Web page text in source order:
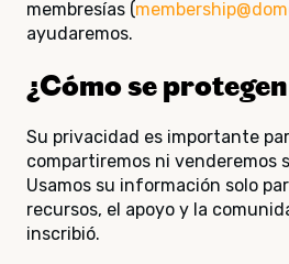
membresías (
ayudaremos.
¿Cómo se
Su privacidad es importante
compartiremos ni venderemos
Usamos su información solo
recursos, el apoyo y la
inscribió.